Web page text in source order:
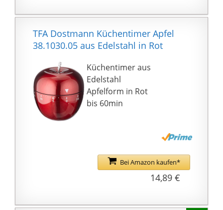
Ablauf der Zeit,
maximal 60 Minuten
einstellbar
ein Kuh Design mit gut
ablesbaren Ziffern,
passt in jede Küche
TFA Dostmann Küchentimer Apfel
38.1030.05 aus Edelstahl in Rot
Küchentimer aus
Edelstahl
Apfelform in Rot
bis 60min
Bei Amazon kaufen*
14,89 €